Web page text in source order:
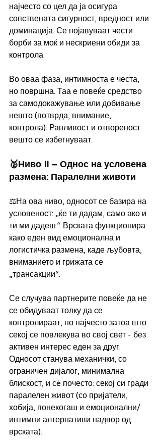
најчесто со цел да ја осигура
сопствената сигурност, вредност или
доминација. Се појавуваат чести
борби за моќ и нескриени обиди за
контрола.
Во оваа фаза, интимноста е честа,
но површна. Таа е повеќе средство
за самодокажување или добивање
нешто (потврда, внимание,
контрола). Ранливост и отвореност
вешто се избегнуваат.
🥈Ниво II – Однос на условена
размена: Паралелни животи
⚖️На ова ниво, односот се базира на
условеност: „ќе ти дадам, само ако и
ти ми дадеш “. Врската функционира
како еден вид емоционална и
логистичка размена, каде љубовта,
вниманието и грижата се
„трансакции“.
Се случува партнерите повеќе да не
се обидуваат толку да се
контролираат, но најчесто затоа што
секој се повлекува во свој свет - без
активен интерес еден за друг.
Односот станува механички, со
ограничен дијалог, минимална
блискост, и сè почесто: секој си гради
паралелен живот (со пријатели,
хобија, понекогаш и емоционални/
интимни алтернативи надвор од
врската).